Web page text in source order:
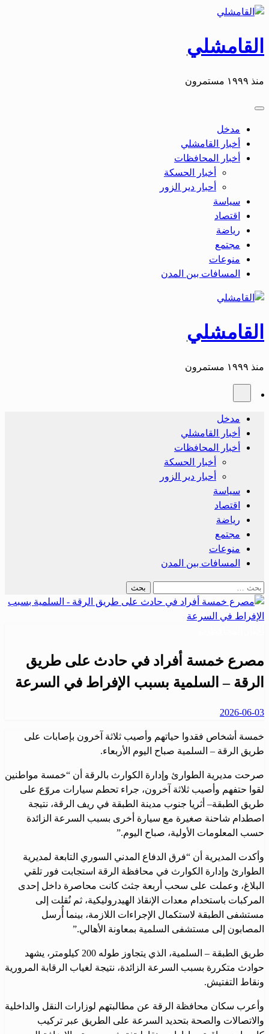
التخطي
المحتوى
القامشلي
منذ ١٩٩٩ مستمرون
مدخل
أخبار القامشلي
أخبار المحافظات
أخبار الحسكة
أحبار دير الزور
سياسة
اقتصاد
رياضة
مجتمع
منوعات
المسافات بين المدن
القامشلي
منذ ١٩٩٩ مستمرون
مدخل
أخبار القامشلي
أخبار المحافظات
أخبار الحسكة
أحبار دير الزور
سياسة
اقتصاد
رياضة
مجتمع
منوعات
المسافات بين المدن
البحث
عن:
مصرع خمسة أفراد في حادث على طريق
الرقة – السلمية بسبب الإفراط في السرعة
نُشر
2026-06-03
خمسة أشخاص فقدوا حياتهم وأصيب ثلاثة آخرون بإصابات على
طريق الرقة – السلمية صباح اليوم الأربعاء.
صرحت مديرية الطوارئ وإدارة الكوارث بالرقة أن “خمسة مواطنين
لقوا حتفهم وأصيب ثلاثة آخرون، جراء تحطم سيارات مروّع على
طريق الطبقة– أثريا جنوب مدينة الطبقة في ريف الرقة، نتيجة
اصطدام شاحنة صغيرة مع سيارة أخرى بسبب السرعة الزائدة
حسب المعلومات الأولية، صباح اليوم.”
وأكدت المديرية أن “فرق الدفاع المدني السوري التابعة لمديرية
الطوارئ وإدارة الكوارث في محافظة الرقة استجابت فور تلقي
البلاغ، وعملت على سحب أربعة جثث كانت محاصرة داخل إحدى
المركبات باستخدام معدات الإنقاذ الهيدروليكية، ثم نُقلت إلى
مستشفى الطبقة لاستكمال الإجراءات اللازمة، بينما أُرسل
المصابون إلى مستشفى السلمية بمعاونة الأهالي.”
طريق الطبقة – السلمية، الذي يتجاوز طوله 200 كيلومتر، يشهد
حوادث متكررة بسبب السرعة الزائدة، نتيجة لغياب الرقابة المرورية
ونقاط التفتيش.
وأعرب سكان محافظة الرقة عن مطالبتهم لوزارات النقل والداخلية
والاتصالات والصحة بتحديد السرعة على الطريق عبر تركيب